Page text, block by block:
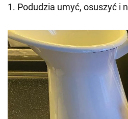
1. Podudzia umyć, osuszyć i